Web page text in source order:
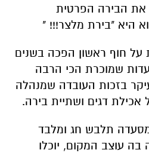
הבירה הפרטית
היא "בירת מלצר!!! "
חוף ראשון הפכה בשנים
שמוכרת הכי הרבה
בזכות העובדה שמנהלה
דגים ושתיית בירה.
תלבש חג ומלבד
בה עוצב המקום, יוכלו